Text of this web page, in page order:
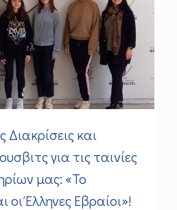
Διακρίσεις και
για τις ταινίες
μας: «Το
Έλληνες Εβραίοι»!